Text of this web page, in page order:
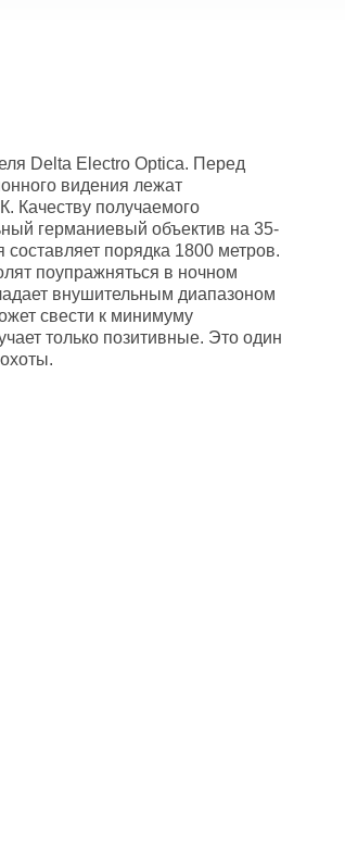
Delta Electro Optica. Перед
видения лежат
Качеству получаемого
германиевый объектив на 35-
порядка 1800 метров.
поупражняться в ночном
внушительным диапазоном
свести к минимуму
только позитивные. Это один